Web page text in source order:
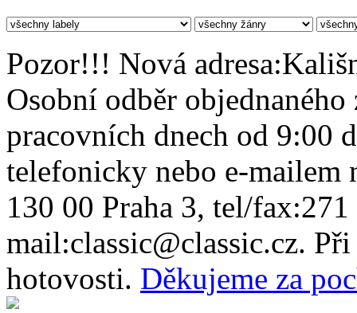
Pozor!!! Nová
Osobní odběr
pracovních dnech od 9:00
telefonicky nebo e-mailem
130 00 Praha 3, tel/
mail:classic@classic.cz.
hotovosti. Děkujeme za